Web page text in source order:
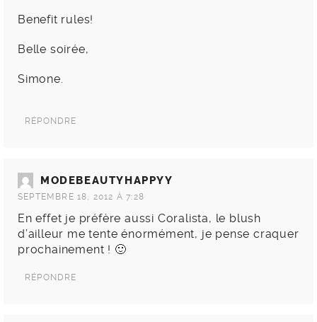
Benefit rules!
Belle soirée,
Simone.
RÉPONDRE
MODEBEAUTYHAPPYY
SEPTEMBRE 18, 2012 À 7:28
En effet je préfère aussi Coralista, le blush
d’ailleur me tente énormément, je pense craquer
prochainement ! 🙂
RÉPONDRE